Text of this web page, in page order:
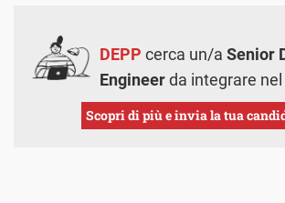
DEPP cerca un/a Senior
Engineerda integrare
Scopri di più e invia la tua